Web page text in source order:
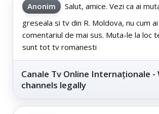
Anonim
Salut, amice. Vezi ca ai
greseala si tv din R. Moldova, nu cum
comentariul de mai sus. Muta-le la loc
sunt tot tv romanesti
Canale Tv Online Internaționale -
channels legally